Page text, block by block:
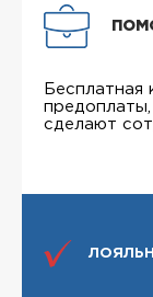
Бесплатная
сделают